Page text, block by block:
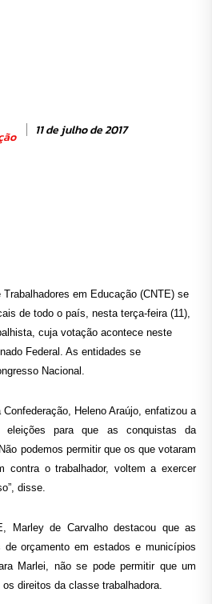
11 de julho de 2017
em Educação (CNTE) se
de todo o país, nesta terça-feira (11),
cuja votação acontece neste
Federal. As entidades se
Nacional.
Heleno Araújo, enfatizou a
eleições para que as conquistas da
podemos permitir que os que votaram
contra o trabalhador, voltem a exercer
disse.
Marley de Carvalho destacou que as
orçamento em estados e municípios
Marlei, não se pode permitir que um
direitos da classe trabalhadora.